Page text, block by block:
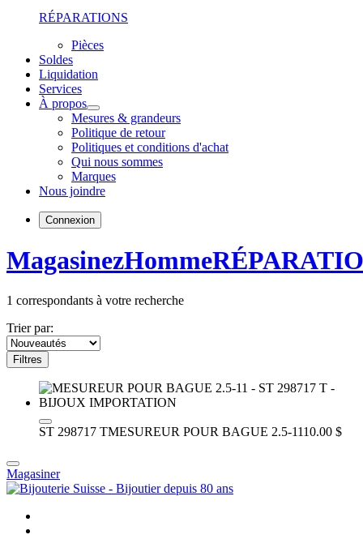
RÉPARATIONS
Pièces
Soldes
Liquidation
Services
À propos
Mesures & grandeurs
Politique de retour
Politiques et conditions d'achat
Qui nous sommes
Marques
Nous joindre
Connexion
MagasinezHomme
1 correspondants à votre recherche
Trier par:
Filtres
ST 298717 TMESUREUR POUR BAGUE 2.5-1110.00 $
Magasiner